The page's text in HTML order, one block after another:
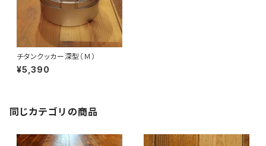
チタンクッカー深型（Ｍ）
¥5,390
同じカテゴリの商品